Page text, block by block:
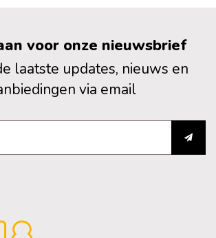
voor onze nieuwsbrief
laatste updates, nieuws en
via email